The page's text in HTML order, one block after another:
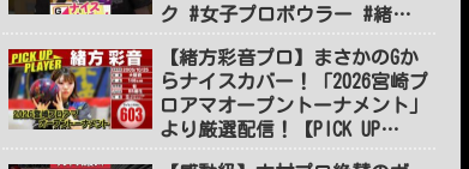
ク #女子プロボウラー #緒方
#shorts #short #ショート
【緒方彩音プロ】まさかのGか
らナイスカバー！「2026宮崎プ
ロアマオープントーナメント」
より厳選配信！【PICK UP